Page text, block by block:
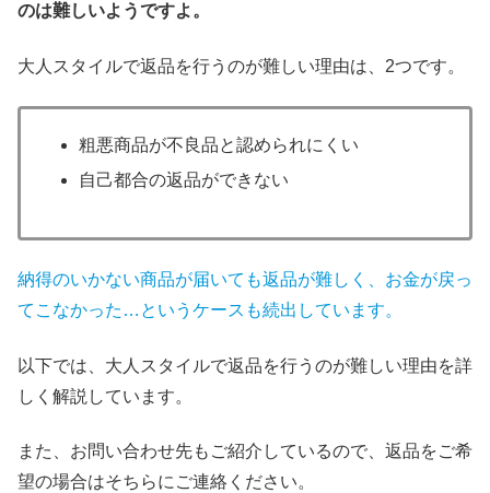
のは難しいようですよ。
大人スタイルで返品を行うのが難しい理由は、2つです。
粗悪商品が不良品と認められにくい
自己都合の返品ができない
納得のいかない商品が届いても返品が難しく、お金が戻っ
てこなかった…というケースも続出しています。
以下では、大人スタイルで返品を行うのが難しい理由を詳
しく解説しています。
また、お問い合わせ先もご紹介しているので、返品をご希
望の場合はそちらにご連絡ください。